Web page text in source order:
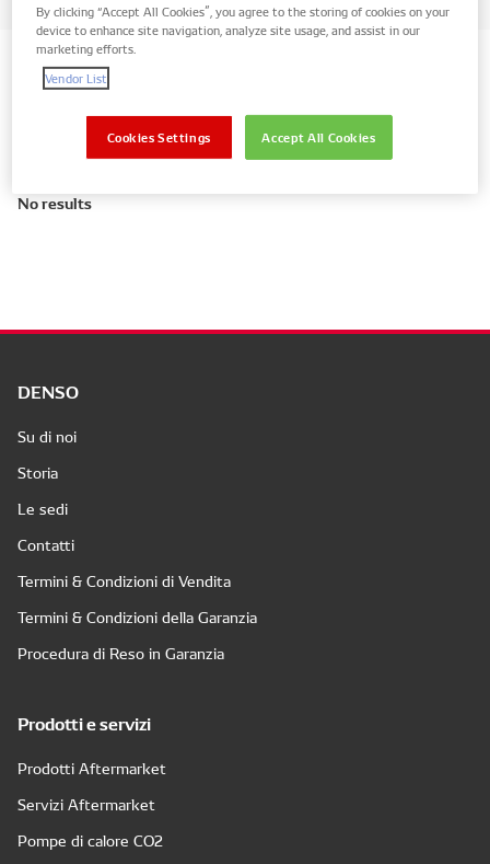
Search by vehicle di ricambio
Mostra solo ricambi per la tua auto
No results
DENSO
Su di noi
Storia
Le sedi
Contatti
Termini & Condizioni di Vendita
Termini & Condizioni della Garanzia
Procedura di Reso in Garanzia
Prodotti e servizi
Prodotti Aftermarket
Servizi Aftermarket
Pompe di calore CO2
By clicking “Accept All Cookies”, you agree to the storing of cookies on your
device to enhance site navigation, analyze site usage, and assist in our
marketing efforts.
Vendor List
Accept All Cookies
Cookies Settings